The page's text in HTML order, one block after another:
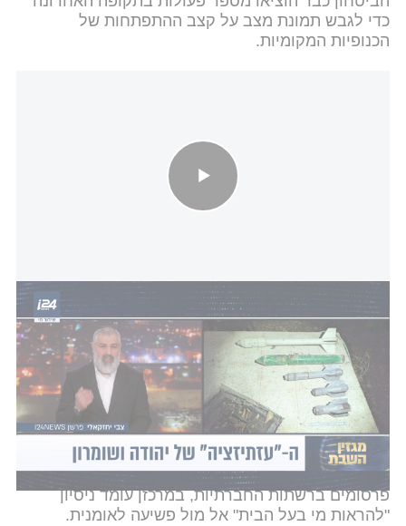
כדי לגבש תמונת מצב על קצב ההתפתחות של
הכנופיות המקומיות.
צבי יחזקאלי על יהודה ושומרון: "בשטח יש אנרגיה של הסלמה"
באפריל האחרון דיווחנו כי במערכת הביטחוןעוקבים
בדאגהאחר תופעה מתרחבת ביהודה ושומרון: הקמתן
של עשרות "ועדות שמירה עממיות" - מיליציות המורכבות
מצעירים פלסטינים. קבוצות אלו נוהגות להגיע לנקודות
חיכוך בסביבת הכפרים ובשטחי המרעה במטרה
המוצהרת "להבריח את הציונים" ו"לשמור על הכפרים".
הקבוצות פועלות במימון של הרשויות המקומיות, ועל פי
פרסומים ברשתות החברתיות, במרכזן עומד ניסיון
"להראות מי בעל הבית" אל מול פשיעה לאומנית.